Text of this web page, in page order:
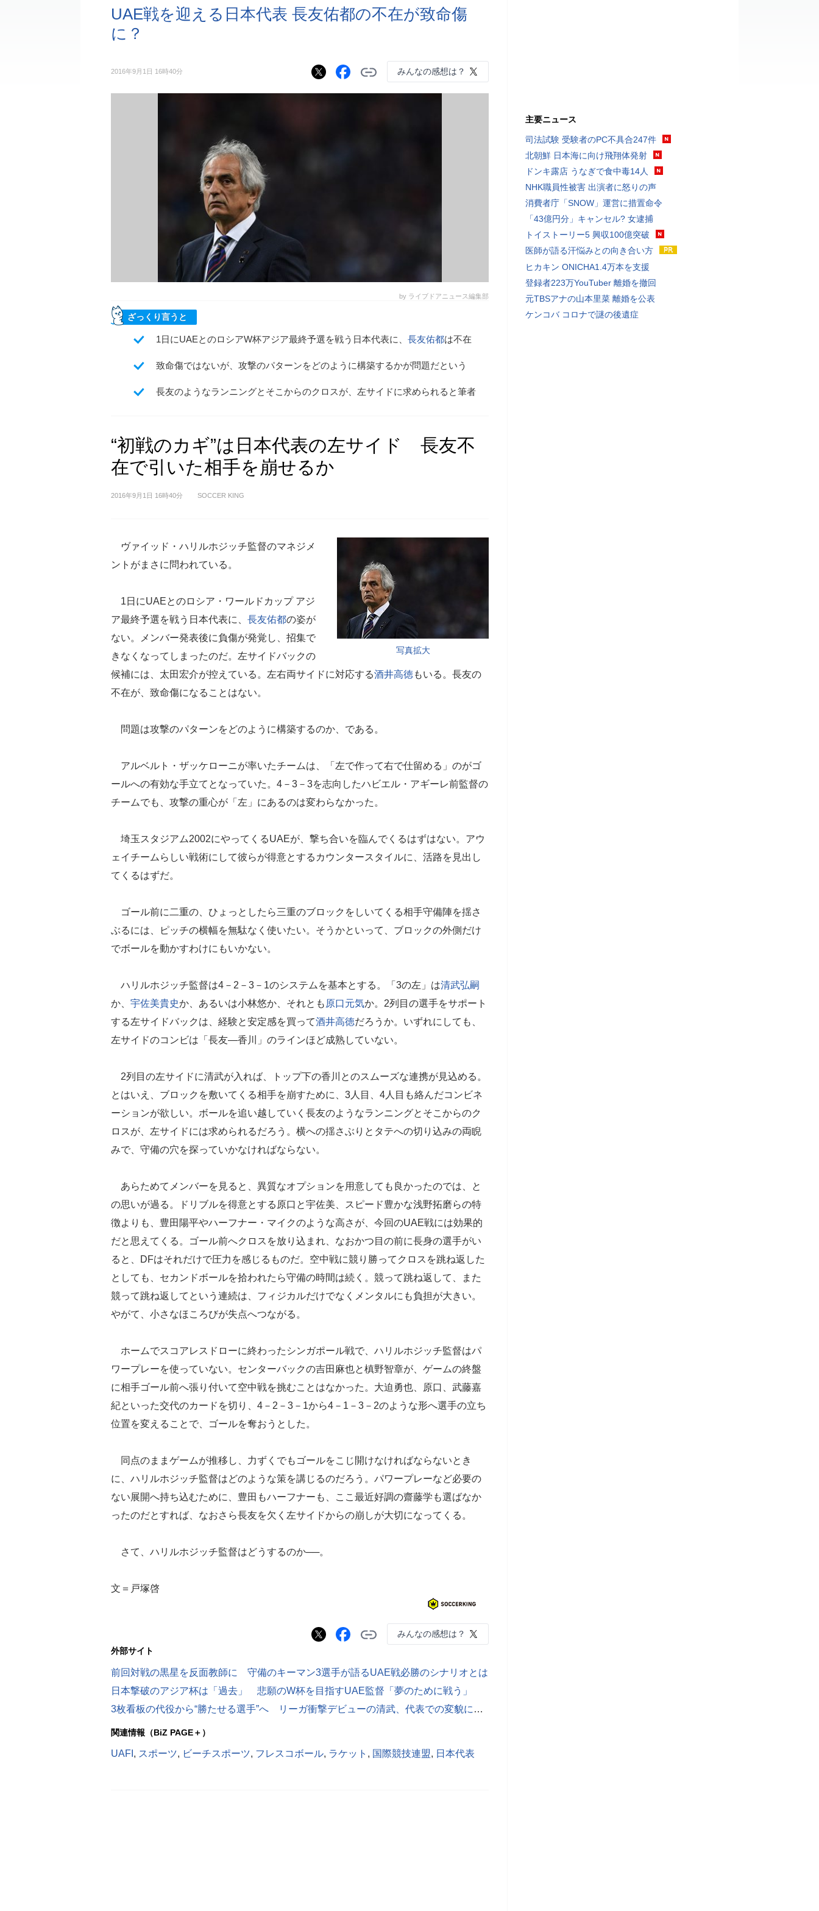
UAE戦を迎える日本代表 長友佑都の不在が致命傷
に？
2016年9月1日 16時40分 みんなの感想は？
by ライブドアニュース編集部
ざっくり言うと
1日にUAEとのロシアW杯アジア最終予選を戦う日本代表に、 長友佑都は不在
致命傷ではないが、攻撃のパターンをどのように構築するかが問題だという
長友のようなランニングとそこからのクロスが、左サイドに求められると筆者
“初戦のカギ”は日本代表の左サイド 長友不
在で引いた相手を崩せるか
2016年9月1日 16時40分 SOCCER KING
写真拡大
ヴァイッド・ハリルホジッチ監督のマネジメ
ントがまさに問われている。
1日にUAEとのロシア・ワールドカップ アジ
ア最終予選を戦う日本代表に、 長友佑都の姿が
ない。メンバー発表後に負傷が発覚し、招集で
きなくなってしまったのだ。左サイドバックの
候補には、太田宏介が控えている。左右両サイドに対応する酒井高徳もいる。長友の
不在が、致命傷になることはない。
問題は攻撃のパターンをどのように構築するのか、である。
アルベルト・ザッケローニが率いたチームは、「左で作って右で仕留める」のがゴ
ールへの有効な手立てとなっていた。4－3－3を志向したハビエル・アギーレ前監督の
チームでも、攻撃の重心が「左」にあるのは変わらなかった。
埼玉スタジアム2002にやってくるUAEが、撃ち合いを臨んでくるはずはない。アウ
ェイチームらしい戦術にして彼らが得意とするカウンタースタイルに、活路を見出し
てくるはずだ。
ゴール前に二重の、ひょっとしたら三重のブロックをしいてくる相手守備陣を揺さ
ぶるには、ピッチの横幅を無駄なく使いたい。そうかといって、ブロックの外側だけ
でボールを動かすわけにもいかない。
ハリルホジッチ監督は4－2－3－1のシステムを基本とする。「3の左」は清武弘嗣
か、 宇佐美貴史か、あるいは小林悠か、それとも 原口元気か。2列目の選手をサポート
する左サイドバックは、経験と安定感を買って酒井高徳だろうか。いずれにしても、
左サイドのコンビは「長友―香川」のラインほど成熟していない。
2列目の左サイドに清武が入れば、トップ下の香川とのスムーズな連携が見込める。
とはいえ、ブロックを敷いてくる相手を崩すために、3人目、4人目も絡んだコンビネ
ーションが欲しい。ボールを追い越していく長友のようなランニングとそこからのク
ロスが、左サイドには求められるだろう。横への揺さぶりとタテへの切り込みの両睨
みで、守備の穴を探っていかなければならない。
あらためてメンバーを見ると、異質なオプションを用意しても良かったのでは、と
の思いが過る。ドリブルを得意とする原口と宇佐美、スピード豊かな浅野拓磨らの特
徴よりも、豊田陽平やハーフナー・マイクのような高さが、今回のUAE戦には効果的
だと思えてくる。ゴール前へクロスを放り込まれ、なおかつ目の前に長身の選手がい
ると、DFはそれだけで圧力を感じるものだ。空中戦に競り勝ってクロスを跳ね返した
としても、セカンドボールを拾われたら守備の時間は続く。競って跳ね返して、また
競って跳ね返してという連続は、フィジカルだけでなくメンタルにも負担が大きい。
やがて、小さなほころびが失点へつながる。
ホームでスコアレスドローに終わったシンガポール戦で、ハリルホジッチ監督はパ
ワープレーを使っていない。センターバックの吉田麻也と槙野智章が、ゲームの終盤
に相手ゴール前へ張り付いて空中戦を挑むことはなかった。大迫勇也、原口、武藤嘉
紀といった交代のカードを切り、4－2－3－1から4－1－3－2のような形へ選手の立ち
位置を変えることで、ゴールを奪おうとした。
同点のままゲームが推移し、力ずくでもゴールをこじ開けなければならないとき
に、ハリルホジッチ監督はどのような策を講じるのだろう。パワープレーなど必要の
ない展開へ持ち込むために、豊田もハーフナーも、ここ最近好調の齋藤学も選ばなか
ったのだとすれば、なおさら長友を欠く左サイドからの崩しが大切になってくる。
さて、ハリルホジッチ監督はどうするのか──。
文＝戸塚啓
みんなの感想は？
外部サイト
前回対戦の黒星を反面教師に 守備のキーマン3選手が語るUAE戦必勝のシナリオとは
日本撃破のアジア杯は「過去」 悲願のW杯を目指すUAE監督「夢のために戦う」
3枚看板の代役から“勝たせる選手”へ リーガ衝撃デビューの清武、代表での変貌に期待
関連情報（BiZ PAGE＋）
UAFI , スポーツ, ビーチスポーツ, フレスコボール, ラケット , 国際競技連盟, 日本代表
主要ニュース
司法試験 受験者のPC不具合247件
北朝鮮 日本海に向け飛翔体発射
ドンキ露店 うなぎで食中毒14人
NHK職員性被害 出演者に怒りの声
消費者庁「SNOW」運営に措置命令
「43億円分」キャンセル? 女逮捕
トイストーリー5 興収100億突破
医師が語る汗悩みとの向き合い方
ヒカキン ONICHA1.4万本を支援
登録者223万YouTuber 離婚を撤回
元TBSアナの山本里菜 離婚を公表
ケンコバ コロナで謎の後遺症